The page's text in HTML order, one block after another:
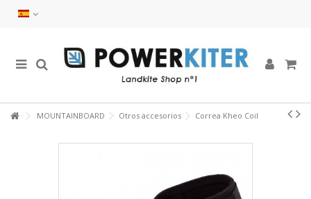
MOUNTAINBOARD Otros accesorios Correa Kheo Coil